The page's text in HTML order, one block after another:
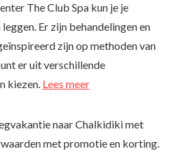
The Club Spa kun je je
Er zijn behandelingen en
zijn op methoden van
er uit verschillende
kiezen. Lees meer
naar Chalkidiki met
met promotie en korting.